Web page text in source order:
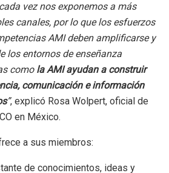
vez nos exponemos a más
canales, por lo que los esfuerzos
AMI deben amplificarse y
los entornos de enseñanza
como la AMI ayudan a construir
comunicación e información
”, explicó Rosa Wolpert, oficial de
en México.
a sus miembros:
de conocimientos, ideas y